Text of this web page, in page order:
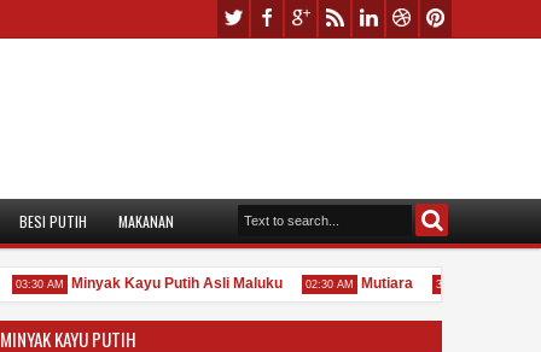
BESI PUTIH MAKANAN
03:30 AM Minyak Kayu Putih Asli Maluku 02:30 AM Mutiara 3:29 PM
MINYAK KAYU PUTIH